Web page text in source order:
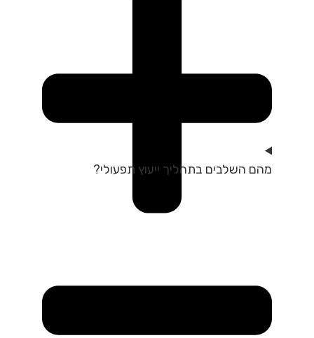
מהם השלבים בתהליך ייעוץ תפעולי?